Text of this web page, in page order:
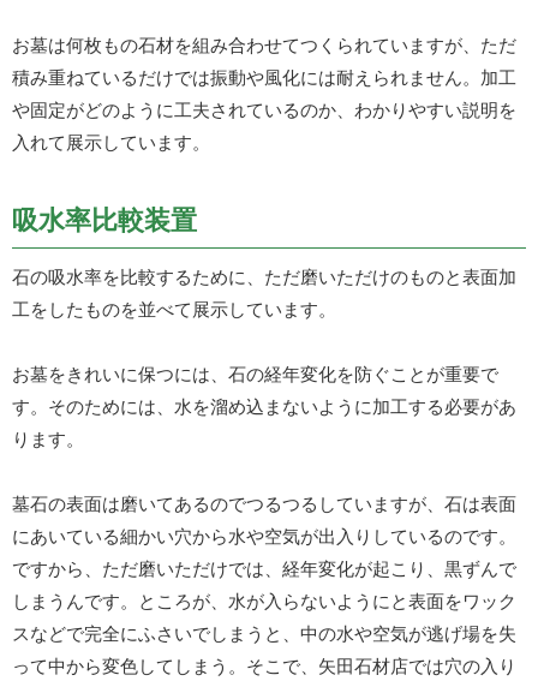
お墓は何枚もの石材を組み合わせてつくられていますが、ただ
積み重ねているだけでは振動や風化には耐えられません。加工
や固定がどのように工夫されているのか、わかりやすい説明を
入れて展示しています。
吸水率比較装置
石の吸水率を比較するために、ただ磨いただけのものと表面加
工をしたものを並べて展示しています。
お墓をきれいに保つには、石の経年変化を防ぐことが重要で
す。そのためには、水を溜め込まないように加工する必要があ
ります。
墓石の表面は磨いてあるのでつるつるしていますが、石は表面
にあいている細かい穴から水や空気が出入りしているのです。
ですから、ただ磨いただけでは、経年変化が起こり、黒ずんで
しまうんです。ところが、水が入らないようにと表面をワック
スなどで完全にふさいでしまうと、中の水や空気が逃げ場を失
って中から変色してしまう。そこで、矢田石材店では穴の入り